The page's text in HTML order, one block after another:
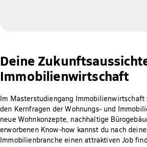
Deine
Immobilienwirtschaft
Im Masterstudiengang
den Kernfragen der Wohnungs- und
neue Wohnkonzepte, nachhaltige
erworbenen Know-how kannst du nach
Immobilienbranche einen attraktiven Job